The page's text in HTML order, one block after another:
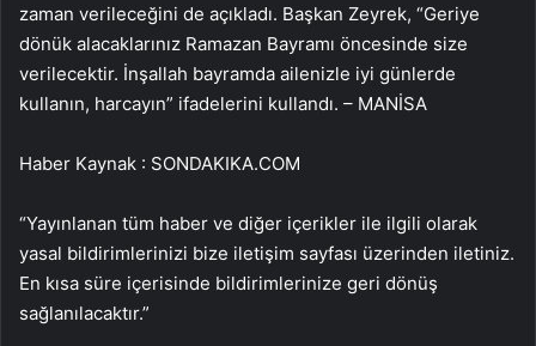
zaman verileceğini de açıkladı. Başkan Zeyrek, “Geriye
dönük alacaklarınız Ramazan Bayramı öncesinde size
verilecektir. İnşallah bayramda ailenizle iyi günlerde
kullanın, harcayın” ifadelerini kullandı. – MANİSA
Haber Kaynak : SONDAKIKA.COM
“Yayınlanan tüm haber ve diğer içerikler ile ilgili olarak
yasal bildirimlerinizi bize iletişim sayfası üzerinden iletiniz.
En kısa süre içerisinde bildirimlerinize geri dönüş
sağlanılacaktır.”